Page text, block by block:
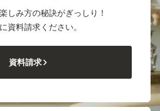
しみ方の秘訣がぎっしり！
資料請求ください。
資料請求